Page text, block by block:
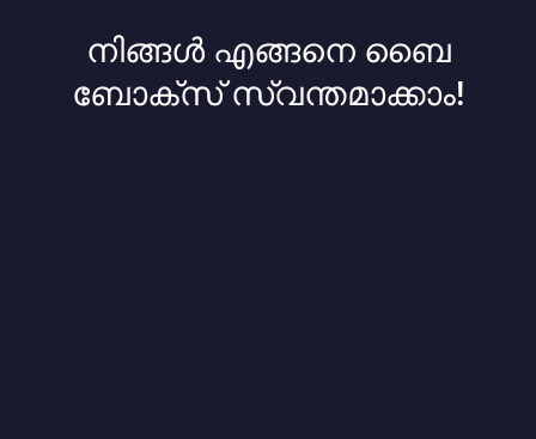
നിങ്ങൾ എങ്ങനെ ബൈ
ബോക്സ് സ്വന്തമാക്കാം!